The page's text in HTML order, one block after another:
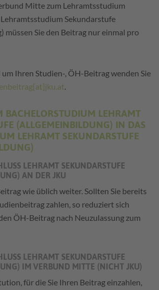
Mitte zum Lehramtsstudium
Sekundarstufe
müssen Sie den Beitrag nur einmal pro
Ihren Studien-, ÖH-Beitrag wenden Sie
.
BACHELORSTUDIUM LEHRAMT
(ALLGEMEINBILDUNG) IN DAS
LEHRAMT SEKUNDARSTUFE
LEHRAMT SEKUNDARSTUFE
AN DER JKU
wie üblich weiter. Sollten Sie bereits
zahlen, so reduziert sich
ÖH-Beitrag nach Neuzulassung zum
LEHRAMT SEKUNDARSTUFE
IM VERBUND MITTE (NICHT JKU)
für die Sie Ihren Beitrag einzahlen,